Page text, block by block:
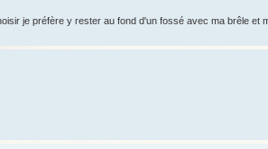
je préfère y rester au fond d'un fossé avec ma brêle et